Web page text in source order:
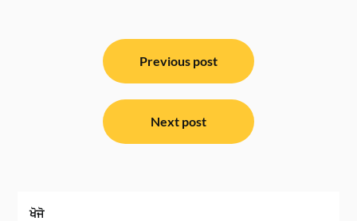
Previous post
Next post
ਖੋਜੋ